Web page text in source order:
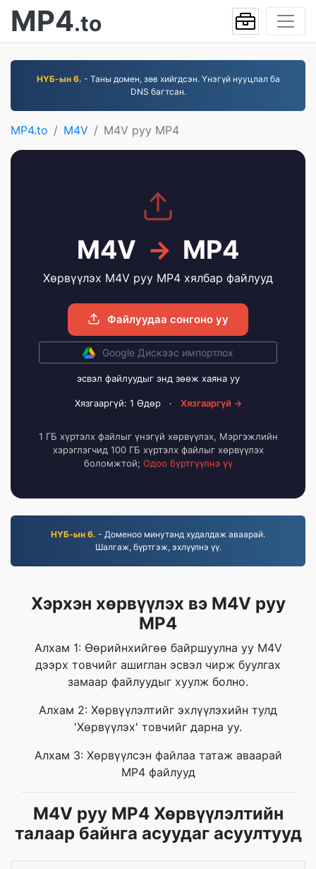
MP4.to
НҮБ-ын 6. - Таны домен, зөв хийгдсэн. Үнэгүй нууцлал ба
DNS багтсан.
MP4.to M4V M4V руу MP4
M4V → MP4
Хөрвүүлэх M4V руу MP4 хялбар файлууд
Файлуудаа сонгоно уу
Google Дискээс импортлох
эсвэл файлуудыг энд зөөж хаяна уу
Хязгааргүй: 1 Өдөр · Хязгааргүй →
1 ГБ хүртэлх файлыг үнэгүй хөрвүүлэх, Мэргэжлийн
хэрэглэгчид 100 ГБ хүртэлх файлыг хөрвүүлэх
боломжтой; Одоо бүртгүүлнэ үү
НҮБ-ын 6. - Доменоо минутанд худалдаж аваарай.
Шалгаж, бүртгэж, эхлүүлнэ үү.
Хэрхэн хөрвүүлэх вэ M4V руу
MP4
Алхам 1: Өөрийнхийгөө байршуулна уу M4V
дээрх товчийг ашиглан эсвэл чирж буулгах
замаар файлуудыг хуулж болно.
Алхам 2: Хөрвүүлэлтийг эхлүүлэхийн тулд
'Хөрвүүлэх' товчийг дарна уу.
Алхам 3: Хөрвүүлсэн файлаа татаж аваарай
MP4 файлууд
M4V руу MP4 Хөрвүүлэлтийн
талаар байнга асуудаг асуултууд